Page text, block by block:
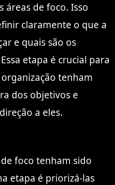
áreas de foco. Isso
claramente o que a
e quais são os
etapa é crucial para
tenham
dos objetivos e
a eles.
foco tenham sido
etapa é priorizá-las